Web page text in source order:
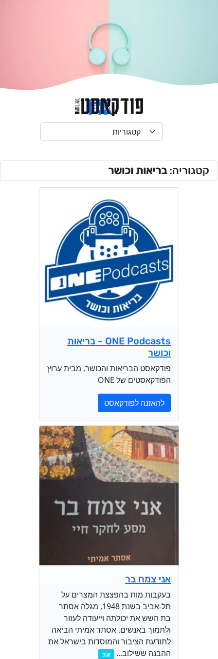
התחבר/י
קטגוריה:בריאות וכושר
ONE Podcasts - בריאות
וכושר
פודקאסט הבריאות והכושר, מבית ערוץ
הפודקאסטים של ONE
להאזנה לפודקאסט
אני צמח בר
בעקבות מות בהפצצת המצרים על
תל-אביב בשנת 1948, מגלה אסתר
בת השש את יכולתה וייעודה לעזור
ולתמוך באנשים. אסתר אמיתי הביאה
לתודעת הציבור והמוסדות בישראל את
ההבנה ששילוב...
עוד